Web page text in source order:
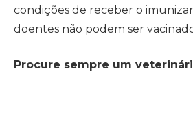
condições de receber o
doentes não podem ser
Procure sempre um